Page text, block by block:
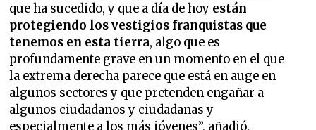
que ha sucedido, y que a día de hoy están
protegiendo los vestigios franquistas que
tenemos en esta tierra, algo que es
profundamente grave en un momento en el que
la extrema derecha parece que está en auge en
algunos sectores y que pretenden engañar a
algunos ciudadanos y ciudadanas y
especialmente a los más jóvenes”, añadió.